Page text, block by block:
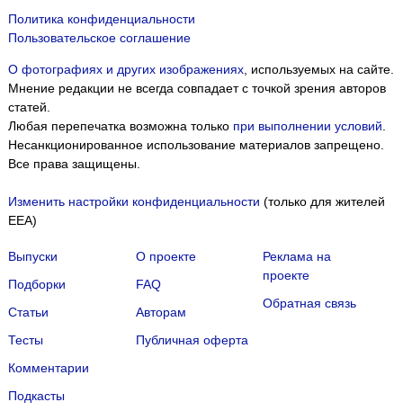
Политика конфиденциальности
Пользовательское соглашение
О фотографиях и других изображениях, используемых на сайте.
Мнение редакции не всегда совпадает с точкой зрения авторов
статей.
Любая перепечатка возможна только при выполнении условий
Несанкционированное использование материалов запрещено.
Все права защищены.
Изменить настройки конфиденциальности (только для жителей
EEA)
Выпуски
Подборки
Статьи
Тесты
Комментарии
Подкасты
О проекте
FAQ
Авторам
Публичная оферта
Реклама на
проекте
Обратная связь